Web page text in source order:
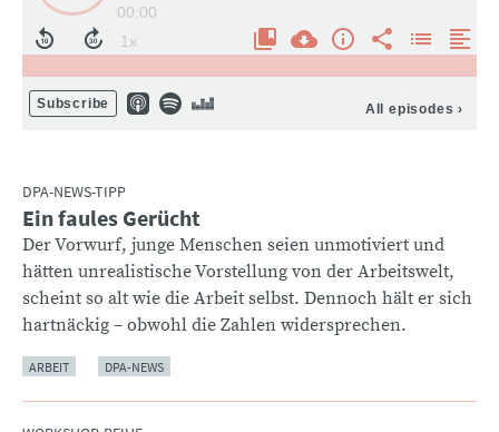
DPA-NEWS-TIPP
:Ein faules Gerücht
Der Vorwurf, junge Menschen seien unmotiviert und
hätten unrealistische Vorstellung von der Arbeitswelt,
scheint so alt wie die Arbeit selbst. Dennoch hält er sich
hartnäckig – obwohl die Zahlen widersprechen.
ARBEIT DPA-NEWS